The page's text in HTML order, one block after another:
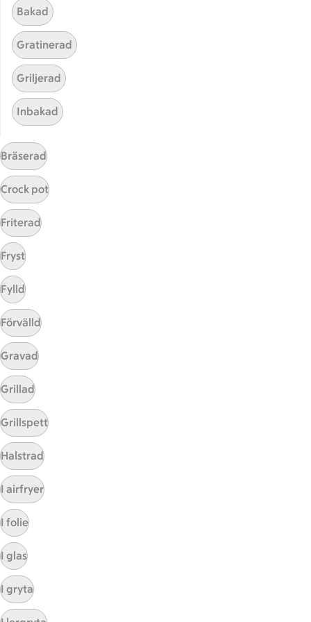
Hittade inget recept
Testa att söka på något nytt, eller ta bort något av
Här hittar du alla goda recept du har sparat och
Sidfot
Bakad
Gratinerad
Griljerad
Inbakad
Bräserad
Crock pot
Friterad
Fryst
Fylld
Förvälld
Gravad
Grillad
Grillspett
Halstrad
I airfryer
I folie
I glas
I gryta